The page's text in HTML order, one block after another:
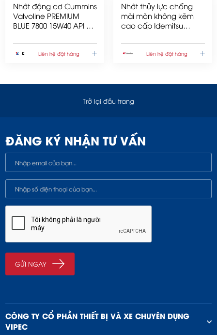
Nhớt động cơ Cummins
Valvoline PREMIUM
BLUE 7800 15W40 API CI-
Liên hệ đặt hàng
Nhớt thủy lực chống
mài mòn không kẽm
cao cấp Idemitsu
68A 200l/phuy
Liên hệ đặt hàng
Trở lại đầu trang
ĐĂNG KÝ NHẬN TƯ VẤN
CÔNG TY CỔ PHẦN THIẾT BỊ VÀ XE CHUYÊN DỤNG
VIPEC